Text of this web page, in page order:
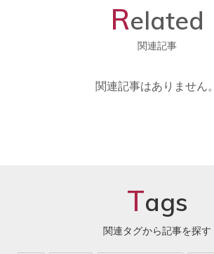
Related
関連記事
関連記事はありません。
Tags
関連タグから記事を探す